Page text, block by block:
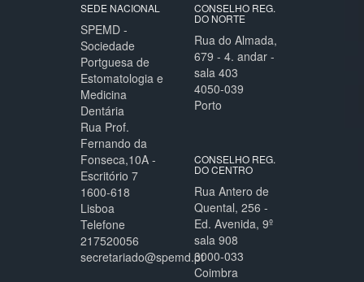
SEDE NACIONAL
SPEMD -
Sociedade
Portguesa de
Estomatologia e
Medicina
Dentária
Rua Prof.
Fernando da
Fonseca,10A -
Escritório 7
1600-618
Lisboa
Telefone
217520056
secretariado@spemd.pt
CONSELHO REG.
DO NORTE
Rua do Almada,
679 - 4. andar -
sala 403
4050-039
Porto
CONSELHO REG.
DO CENTRO
Rua Antero de
Quental, 256 -
Ed. Avenida, 9º
sala 908
3000-033
Coimbra